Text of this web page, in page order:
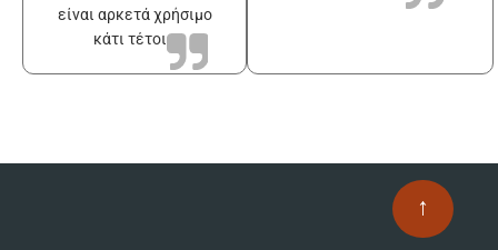
είναι αρκετά χρήσιμο
κάτι τέτοιο
↑